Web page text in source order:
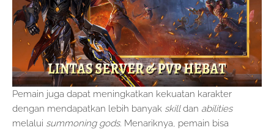
Pemain juga dapat meningkatkan kekuatan karakter
dengan mendapatkan lebih banyak skilldan abilities
melalui summoning gods. Menariknya, pemain bisa